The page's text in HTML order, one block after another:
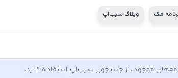
مک وبلاگ سیب‌اپ
موجود، از جستجوی سیب‌اپ استفاده کنید.